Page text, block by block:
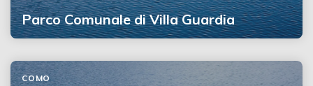
Parco Comunale di Villa Guardia
COMO